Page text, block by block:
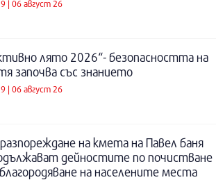
| 06 август 26
лято 2026“- безопасността на
започва със знанието
| 06 август 26
на кмета на Павел баня
дейностите по почистване
на населените места